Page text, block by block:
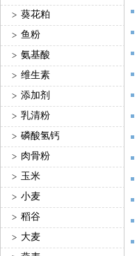
> 葵花粕
> 鱼粉
> 氨基酸
> 维生素
> 添加剂
> 乳清粉
> 磷酸氢钙
> 肉骨粉
> 玉米
> 小麦
> 稻谷
> 大麦